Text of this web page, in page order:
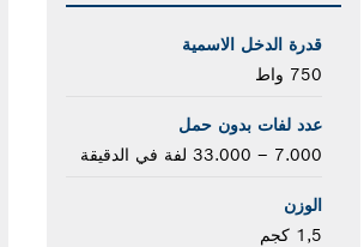
قدرة الدخل الاسمية
750 واط
عدد لفات بدون حمل
7.000 – 33.000 لفة في الدقيقة
الوزن
1,5 كجم